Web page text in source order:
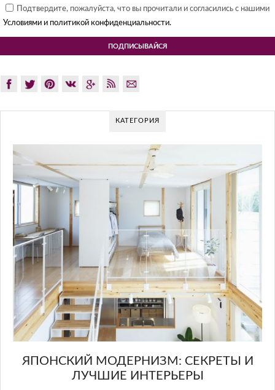
Подтвердите, пожалуйста, что вы прочитали и согласились с нашими
Условиями и политикой конфиденциальности.
КАТЕГОРИЯ
ЯПОНСКИЙ МОДЕРНИЗМ: СЕКРЕТЫ И
ЛУЧШИЕ ИНТЕРЬЕРЫ